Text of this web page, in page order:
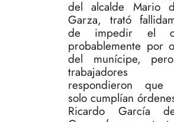
del alcalde Mario
Garza, trató
de impedir el
probablemente por
del munícipe,
respondieron que
solo cumplían
Ricardo García